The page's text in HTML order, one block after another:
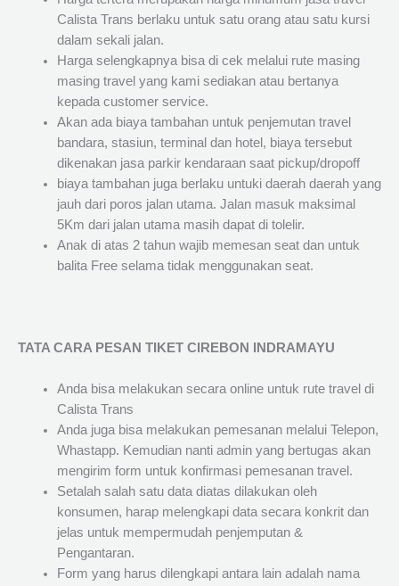
Calista Trans berlaku untuk satu orang atau satu kursi
dalam sekali jalan.
Harga selengkapnya bisa di cek melalui rute masing
masing travel yang kami sediakan atau bertanya
kepada customer service.
Akan ada biaya tambahan untuk penjemutan travel
bandara, stasiun, terminal dan hotel, biaya tersebut
dikenakan jasa parkir kendaraan saat pickup/dropoff
biaya tambahan juga berlaku untuki daerah daerah yang
jauh dari poros jalan utama. Jalan masuk maksimal
5Km dari jalan utama masih dapat di tolelir.
Anak di atas 2 tahun wajib memesan seat dan untuk
balita Free selama tidak menggunakan seat.
TATA CARA PESAN TIKET CIREBON INDRAMAYU
Anda bisa melakukan secara online untuk rute travel di
Calista Trans
Anda juga bisa melakukan pemesanan melalui Telepon,
Whastapp. Kemudian nanti admin yang bertugas akan
mengirim form untuk konfirmasi pemesanan travel.
Setalah salah satu data diatas dilakukan oleh
konsumen, harap melengkapi data secara konkrit dan
jelas untuk mempermudah penjemputan &
Pengantaran.
Form yang harus dilengkapi antara lain adalah nama